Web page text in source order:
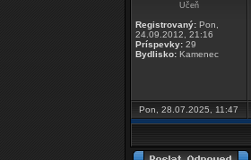
Učeň
Registrovaný:Pon,
24.09.2012, 21:16
Príspevky:29
Bydlisko:Kamenec
Pon, 28.07.2025, 11:47